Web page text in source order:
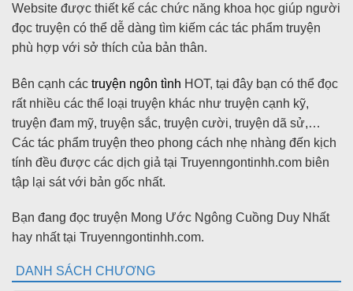
Website được thiết kế các chức năng khoa học giúp người
đọc truyện có thể dễ dàng tìm kiếm các tác phẩm truyện
phù hợp với sở thích của bản thân.
Bên cạnh các truyện ngôn tình HOT, tại đây bạn có thể đọc
rất nhiều các thể loại truyện khác như truyện cạnh kỹ,
truyện đam mỹ, truyện sắc, truyện cười, truyện dã sử,…
Các tác phẩm truyện theo phong cách nhẹ nhàng đến kịch
tính đều được các dịch giả tại Truyenngontinhh.com biên
tập lại sát với bản gốc nhất.
Bạn đang đọc truyện Mong Ước Ngông Cuồng Duy Nhất
hay nhất tại Truyenngontinhh.com.
DANH SÁCH CHƯƠNG